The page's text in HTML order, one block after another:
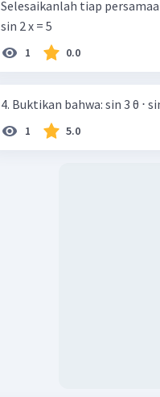
Selesaikanlah tiap persamaan
sin 2 x = 5
1 0.0
4. Buktikan
1 5.0